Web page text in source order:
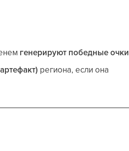
генерируют победные очки
региона, если она